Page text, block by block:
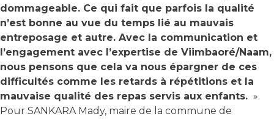
dommageable. Ce qui fait que parfois la qualité
n’est bonne au vue du temps lié au mauvais
entreposage et autre. Avec la communication et
l’engagement avec l’expertise de Viimbaoré/Naam,
nous pensons que cela va nous épargner de ces
difficultés comme les retards à répétitions et la
mauvaise qualité des repas servis aux enfants. ».
Pour SANKARA Mady, maire de la commune de